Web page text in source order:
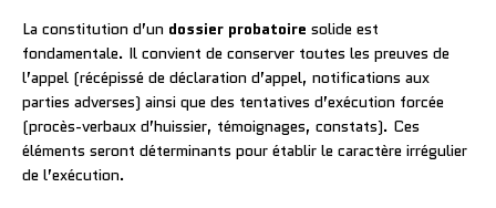
La constitution d’un dossier probatoire solide est
fondamentale. Il convient de conserver toutes les preuves de
l’appel (récépissé de déclaration d’appel, notifications aux
parties adverses) ainsi que des tentatives d’exécution forcée
(procès-verbaux d’huissier, témoignages, constats). Ces
éléments seront déterminants pour établir le caractère irrégulier
de l’exécution.